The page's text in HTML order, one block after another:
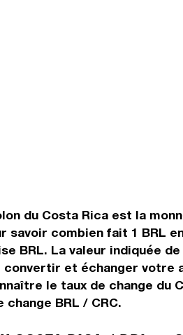
du Costa Rica est la
combien fait 1 BRL
BRL. La valeur indiquée
et échanger votre
le taux de change du
BRL / CRC.